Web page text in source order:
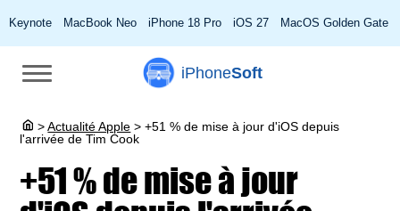
Keynote MacBook Neo iPhone 18 Pro iOS 27 MacOS Golden Gate
iPhoneSoft
> Actualité Apple > +51 % de mise à jour d'iOS depuis
l'arrivée de Tim Cook
+51 % de mise à jour